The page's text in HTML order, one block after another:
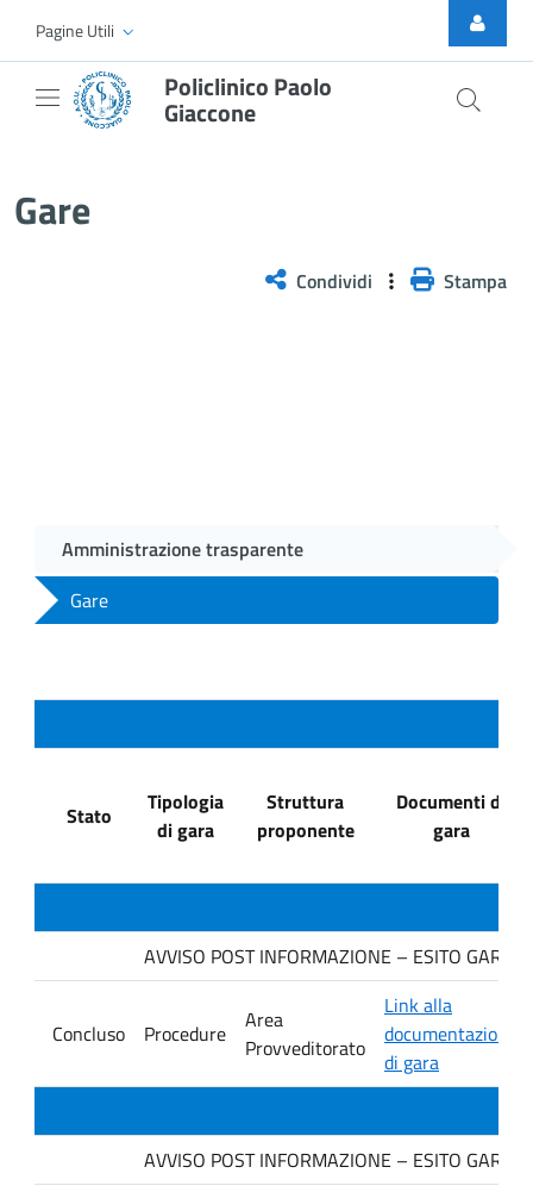
Skip to Main Content
Pagine Utili
Policlinico Paolo
Giaccone
Gare
Condividi Stampa
Amministrazione trasparente
Gare
Stato
Tipologia
di gara
Struttura
proponente
Documenti di
gara
AVVISO POST INFORMAZIONE – ESITO GARA
Concluso Procedure
Area
Provveditorato
Link alla
documentazione
di gara
AVVISO POST INFORMAZIONE – ESITO GARA